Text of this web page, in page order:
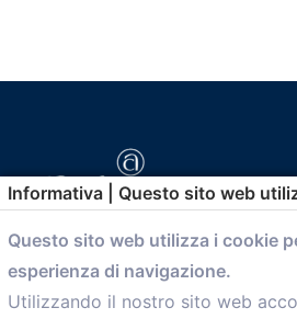
comunicazione@confartigianato.bo.it
Informativa | Questo sito web
Questo sito web utilizza i cookie
esperienza di navigazione.
Utilizzando il nostro sito web